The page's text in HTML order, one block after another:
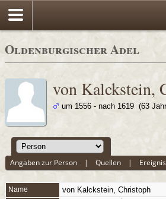
Oldenburgischer Adel
von Kalckstein,
um 1556 - nach 1619 (63
Angaben zur Person |Quellen |
Name von Kalckstein Christoph